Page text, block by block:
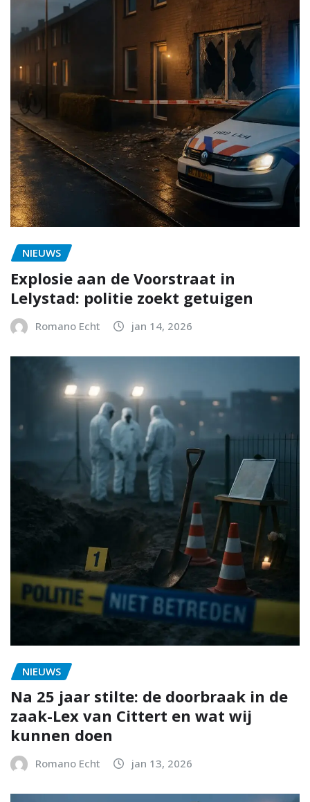
NIEUWS
Explosie aan de Voorstraat in
Lelystad: politie zoekt getuigen
Romano Echt jan 14, 2026
NIEUWS
Na 25 jaar stilte: de doorbraak in de
zaak-Lex van Cittert en wat wij
kunnen doen
Romano Echt jan 13, 2026